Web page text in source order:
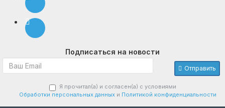
Подписаться на новости
Отправить
Я прочитал(а) и согласен(а) с условиями
Обработки персональных данныхи Политикой конфиденциальности